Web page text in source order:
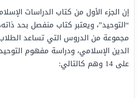
إن الجزء الأول من كتاب الدراسات
“التوحيد”، ويعتبر كتاب منفصل بحد
مجموعة من الدروس التي تساعد
الدين الإسلامي، ودراسة مفهوم
على 14 وهم كالتالي: